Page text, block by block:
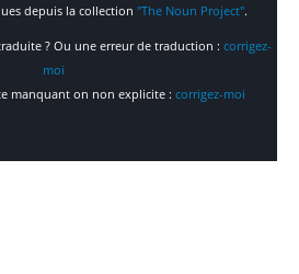
depuis la collection "The Noun Project".
? Ou une erreur de traduction : corrigez-
moi
manquant on non explicite : corrigez-moi